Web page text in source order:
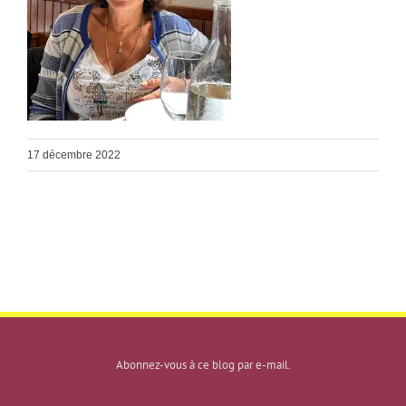
17 décembre 2022
Abonnez-vous à ce blog par e-mail.